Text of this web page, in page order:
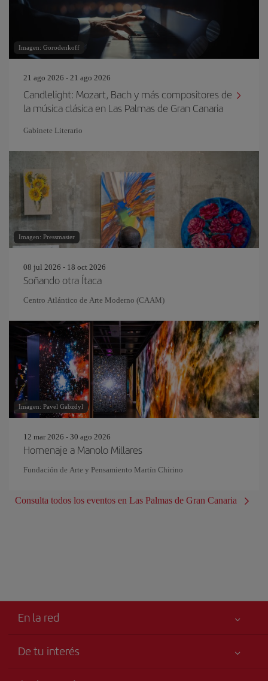
Imagen: Gorodenkoff
21 ago 2026 - 21 ago 2026
Candlelight: Mozart, Bach y más compositores de
la música clásica en Las Palmas de Gran Canaria
Gabinete Literario
Imagen: Pressmaster
08 jul 2026 - 18 oct 2026
Soñando otra Ítaca
Centro Atlántico de Arte Moderno (CAAM)
Imagen: Pavel Gabzdyl
12 mar 2026 - 30 ago 2026
Homenaje a Manolo Millares
Fundación de Arte y Pensamiento Martín Chirino
Consulta todos los eventos en Las Palmas de Gran Canaria
En la red
De tu interés